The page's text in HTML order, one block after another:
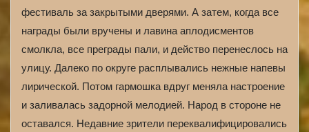
фестиваль за закрытыми дверями. А затем, когда все
награды были вручены и лавина аплодисментов
смолкла, все преграды пали, и действо перенеслось на
улицу. Далеко по округе расплывались нежные напевы
лирической. Потом гармошка вдруг меняла настроение
и заливалась задорной мелодией. Народ в стороне не
оставался. Недавние зрители переквалифицировались